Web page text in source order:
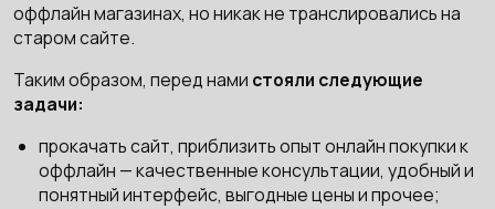
оффлайн магазинах, но никак не транслировались на
старом сайте.
Таким образом, перед нами стояли следующие
задачи:
прокачать сайт, приблизить опыт онлайн покупки к
оффлайн — качественные консультации, удобный и
понятный интерфейс, выгодные цены и прочее;